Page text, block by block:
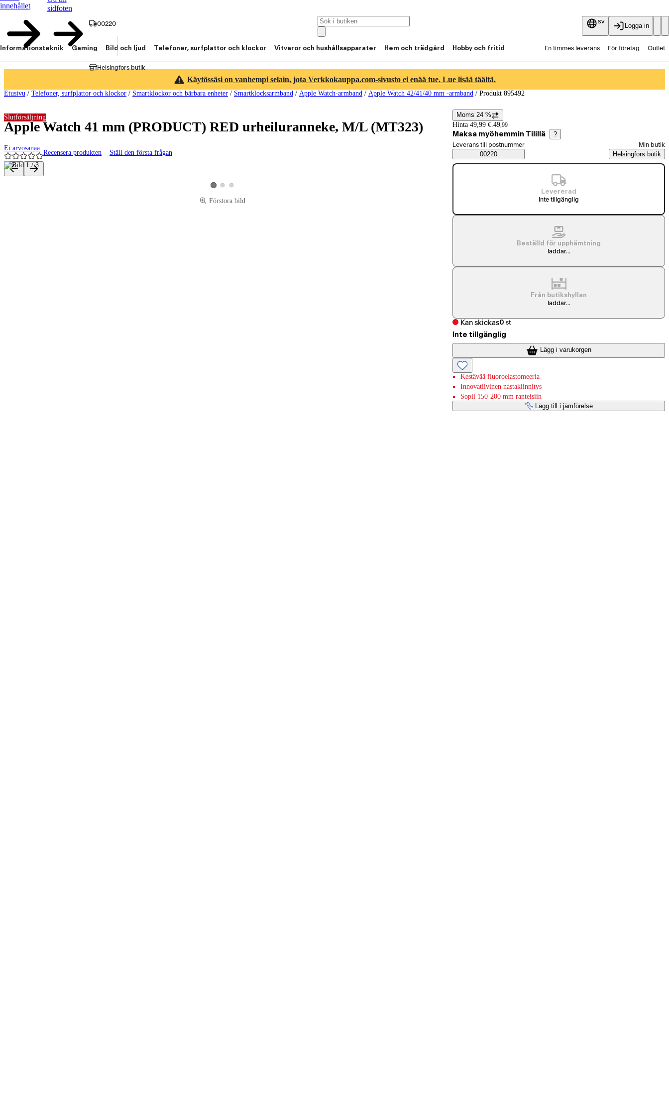
innehållet
sidfoten
00220
Helsingfors butik
sv
Logga in
Informationsteknik Gaming Bild och ljud Telefoner, surfplattor och klockor Vitvaror och hushållsapparater Hem och trädgård Hobby och fritid En timmes leverans För företag Outlet
Käytössäsi on vanhempi selain, jota Verkkokauppa.com-sivusto ei enää tue. Lue lisää täältä.
Etusivu / Telefoner, surfplattor och klockor / Smartklockor och bärbara enheter / Smartklocksarmband / Apple Watch-armband / Apple Watch 42/41/40 mm -armband / Produkt 895492
Apple Watch 41 mm (PRODUCT) RED urheiluranneke, M/L (MT323)
Ei arvosanaa
Recensera produkten Ställ den första frågan
Slutförsäljning
Produktbilder och videor
Visa produktbild 1
Visa produktbild 2
Visa produktbild 3
Förstora bild
Prisinformation
Moms 24 %
Hinta 49,99 €.49,99
Maksa myöhemmin Tilillä ?
Saatavuustiedot
Välj beställningssätt
Leverans till postnummer
00220
Min butik
Helsingfors butik
Levererad
Inte tillgänglig
Beställd för upphämtning
laddar...
Från butikshyllan
laddar...
Kan skickas0 st
Inte tillgänglig
Lägg i varukorgen
Kestävää fluoroelastomeeria
Innovatiivinen nastakiinnitys
Sopii 150-200 mm ranteisiin
Lägg till i jämförelse